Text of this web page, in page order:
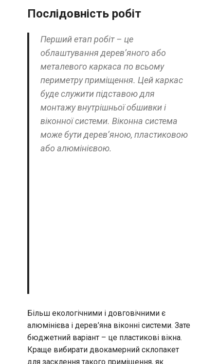
Послідовність робіт
Перший етап робіт – це
облаштування дерев’яного або
металевого каркаса по всьому
периметру приміщення. Цей каркас
буде служити підставою для
монтажу внутрішньої обшивки і
віконної системи. Віконна система
може бути дерев’яною, пластиковою
або алюмінієвою.
Більш екологічними і довговічними є
алюмінієва і дерев’яна віконні системи. Зате
бюджетний варіант – це пластикові вікна.
Краще вибирати двокамерний склопакет
для засклення такого приміщення, як